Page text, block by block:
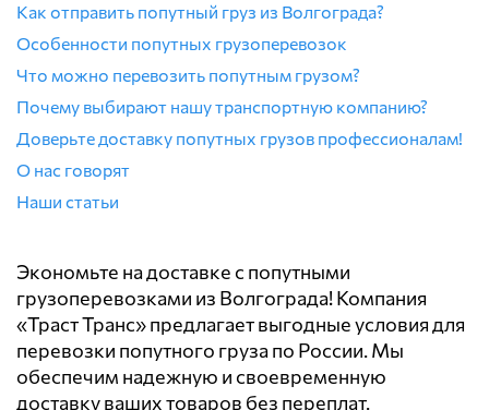
Как отправить попутный груз из Волгограда?
Особенности попутных грузоперевозок
Что можно перевозить попутным грузом?
Почему выбирают нашу транспортную компанию?
Доверьте доставку попутных грузов профессионалам!
О нас говорят
Наши статьи
Экономьте на доставке с попутными
грузоперевозками из Волгограда! Компания
«Траст Транс» предлагает выгодные условия для
перевозки попутного груза по России. Мы
обеспечим надежную и своевременную
доставку ваших товаров без переплат.